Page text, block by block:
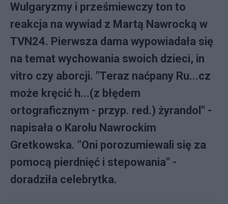
Wulgaryzmy i prześmiewczy ton to
reakcja na wywiad z Martą Nawrocką w
TVN24. Pierwsza dama wypowiadała się
na temat wychowania swoich dzieci, in
vitro czy aborcji. "Teraz naćpany Ru...cz
może kręcić h...(z błędem
ortograficznym - przyp. red.) żyrandol" -
napisała o Karolu Nawrockim
Gretkowska. "Oni porozumiewali się za
pomocą pierdnięć i stepowania" -
doradziła celebrytka.